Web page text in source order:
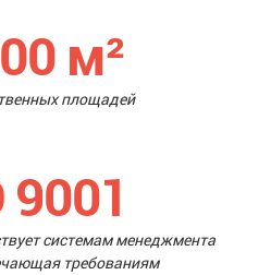
м²
площадей
9001
системам менеджмента
требованиям